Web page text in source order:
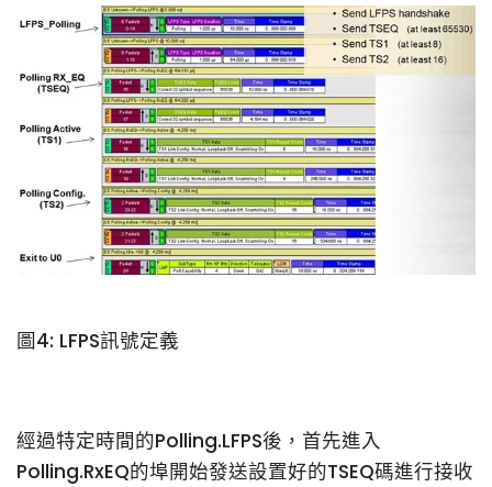
圖4: LFPS訊號定義
經過特定時間的Polling.LFPS後，首先進入
Polling.RxEQ的埠開始發送設置好的TSEQ碼進行接收